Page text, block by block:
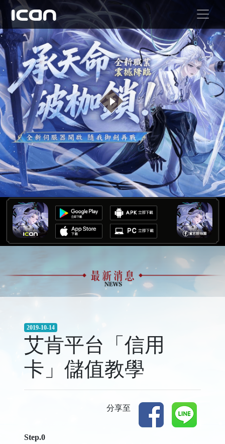
2019-10-14
艾肯平台「信用
卡」儲值教學
分享至
Step.0